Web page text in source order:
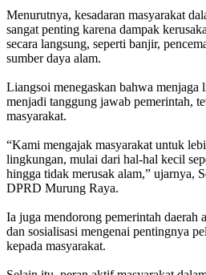
Menurutnya, kesadaran masyarakat
sangat penting karena dampak
secara langsung, seperti banjir,
sumber daya alam.
Liangsoi menegaskan bahwa menjaga
menjadi tanggung jawab pemerintah,
masyarakat.
“Kami mengajak masyarakat untuk
lingkungan, mulai dari hal-hal kecil
hingga tidak merusak alam,” ujarnya,
DPRD Murung Raya.
Ia juga mendorong pemerintah daerah
dan sosialisasi mengenai pentingnya
kepada masyarakat.